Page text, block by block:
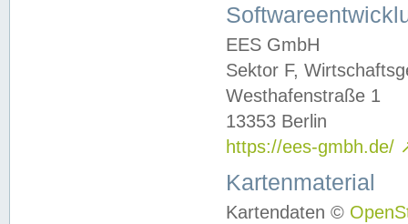
EES GmbH
Sektor F,
Westhafenstraße 1
13353 Berlin
https://ees-gmbh.de/
Kartenmaterial
Kartendaten ©